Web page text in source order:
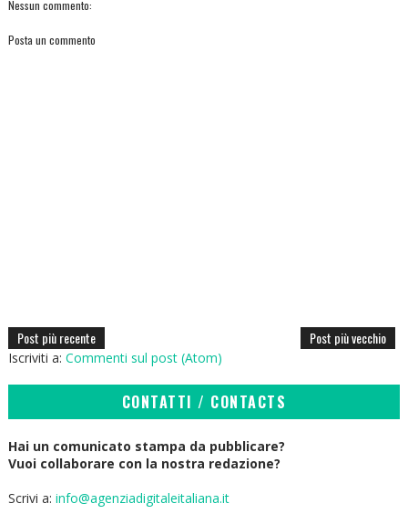
Nessun commento:
Posta un commento
Post più recente Post più vecchio
Iscriviti a: Commenti sul post (Atom)
CONTATTI / CONTACTS
Hai un comunicato stampa da pubblicare?
Vuoi collaborare con la nostra redazione?
Scrivi a: info@agenziadigitaleitaliana.it